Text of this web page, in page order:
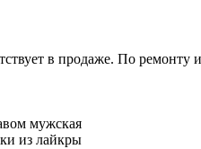
в продаже. По
мужская
из лайкры